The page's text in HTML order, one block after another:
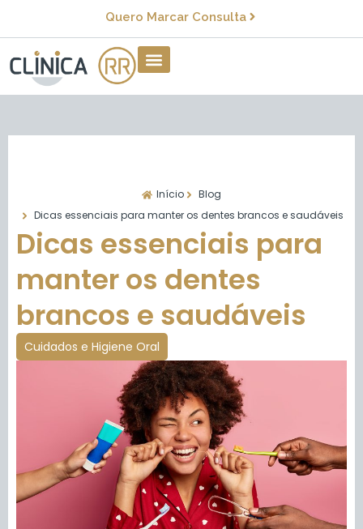
Quero Marcar Consulta
Início
Blog
Dicas essenciais para manter os dentes brancos e saudáveis
Dicas essenciais para
manter os dentes
brancos e saudáveis
Cuidados e Higiene Oral